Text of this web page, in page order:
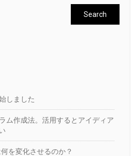
しました
ム作成法。活用するとアイディア
を変化させるのか？